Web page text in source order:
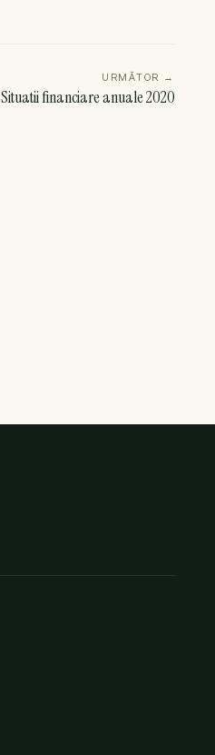
URMĂTOR →
Situatii financiare anuale 2020